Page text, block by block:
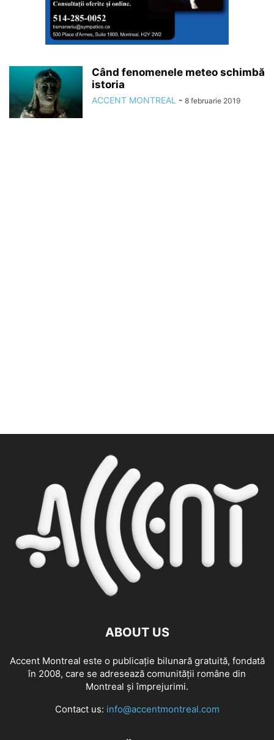
Când fenomenele meteo schimbă
istoria
ACCENT MONTREAL - 8 februarie 2019
ABOUT US
Accent Montreal este o publicație bilunară gratuită, fondată
în 2008, care se adresează comunităţii române din
Montreal şi împrejurimi.
Contact us: info@accentmontreal.com